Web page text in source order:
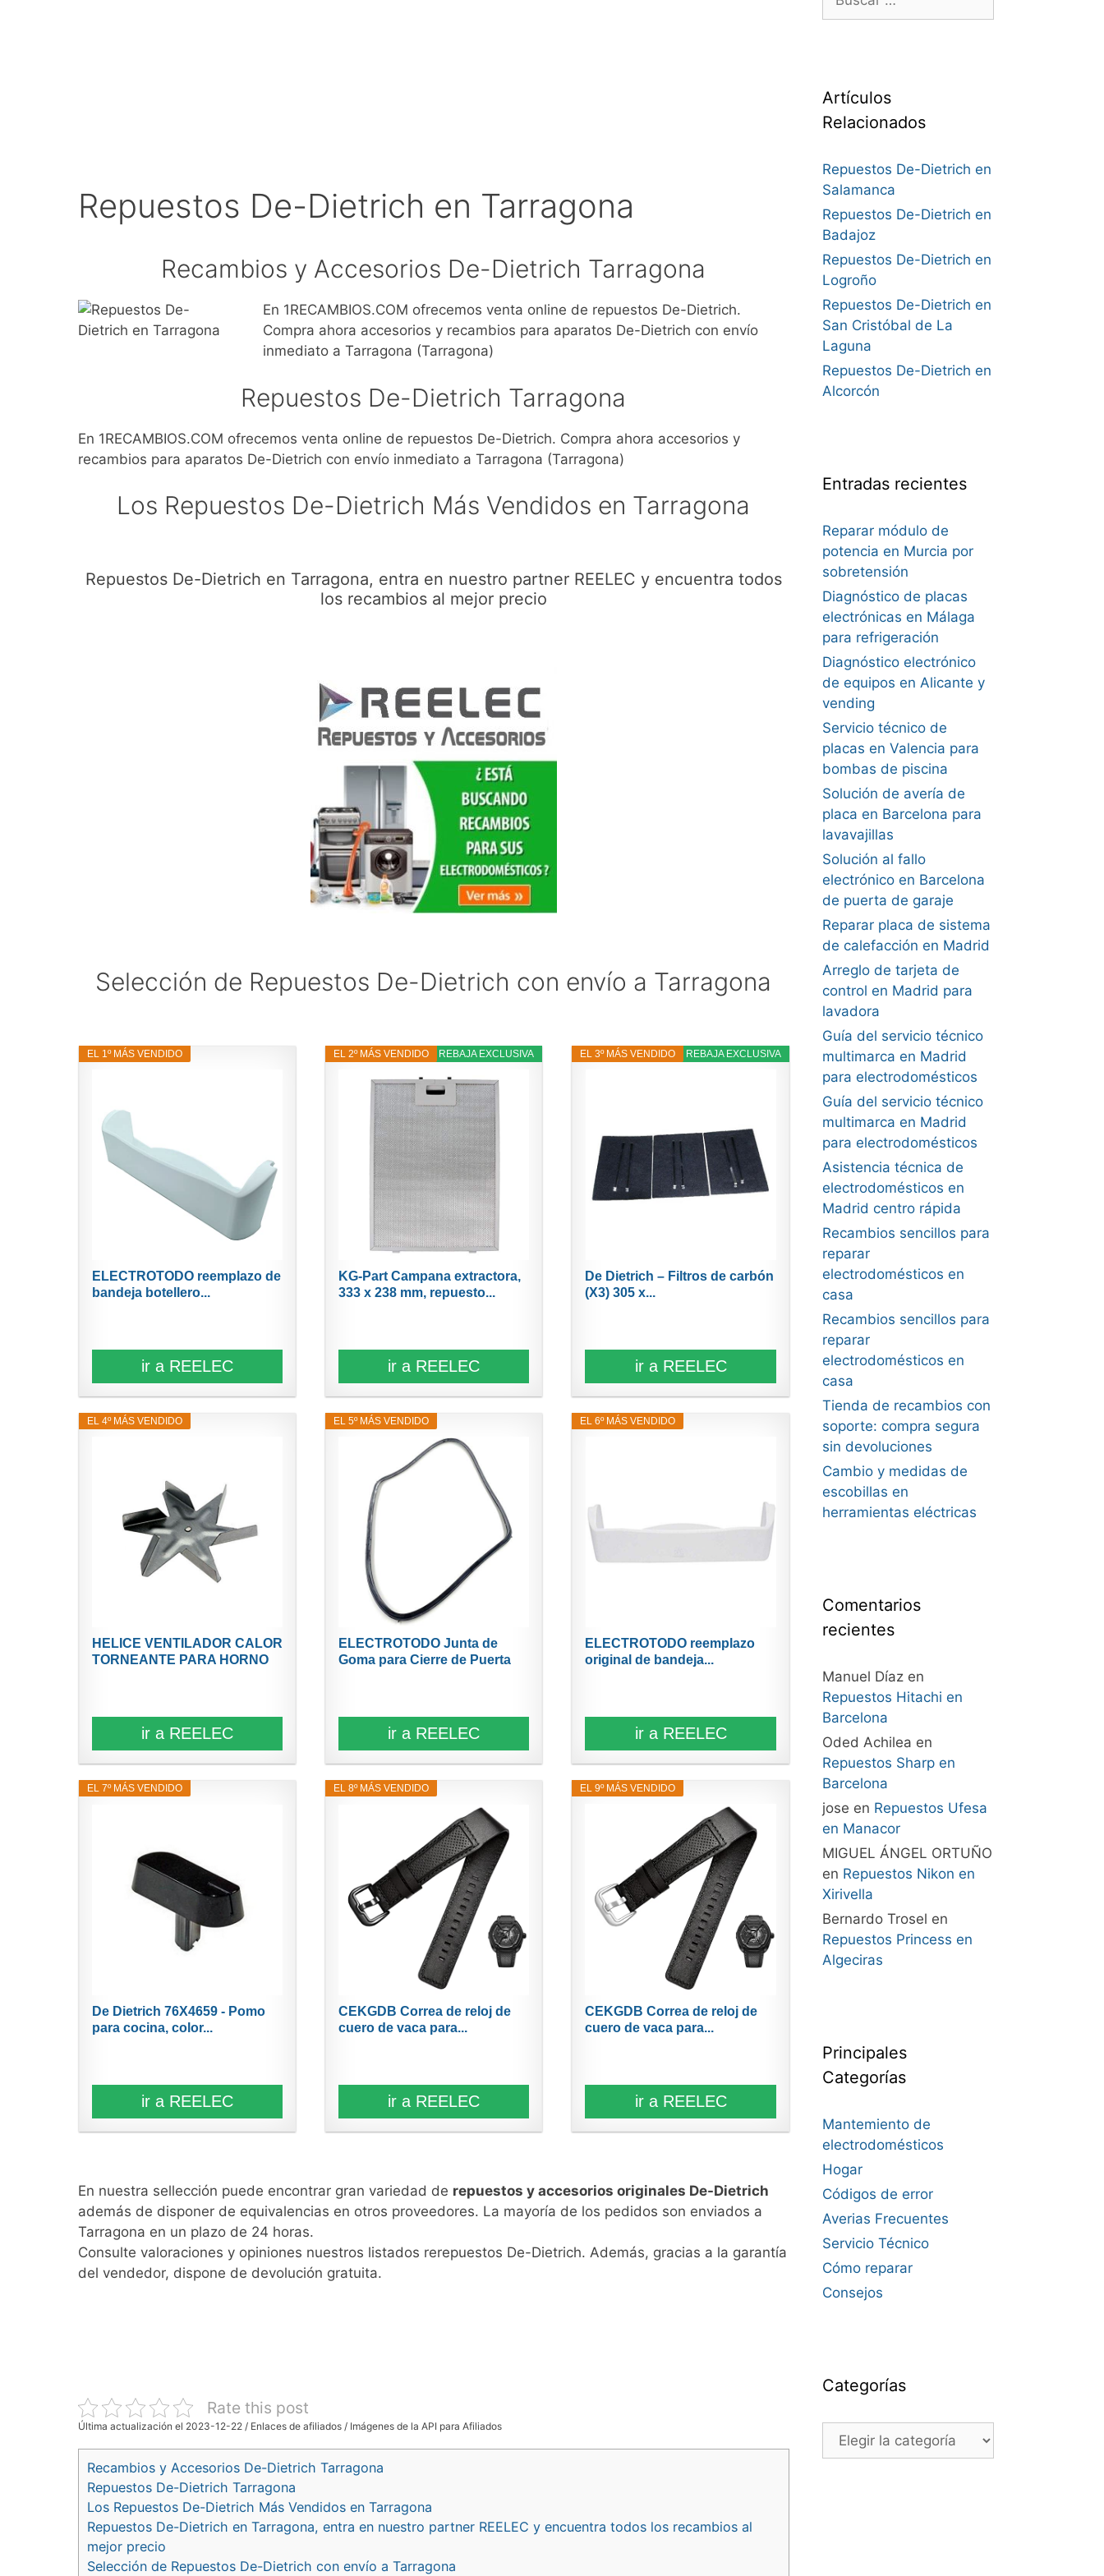
Repuestos De-Dietrich en Tarragona
Recambios y Accesorios De-Dietrich Tarragona
En 1RECAMBIOS.COM ofrecemos venta online de repuestos De-Dietrich.
Compra ahora accesorios y recambios para aparatos De-Dietrich con envío
inmediato a Tarragona (Tarragona)
Repuestos De-Dietrich Tarragona
En 1RECAMBIOS.COM ofrecemos venta online de repuestos De-Dietrich. Compra ahora accesorios y
recambios para aparatos De-Dietrich con envío inmediato a Tarragona (Tarragona)
Los Repuestos De-Dietrich Más Vendidos en Tarragona
Repuestos De-Dietrich en Tarragona, entra en nuestro partner REELEC y encuentra todos
los recambios al mejor precio
Selección de Repuestos De-Dietrich con envío a Tarragona
EL 1º MÁS VENDIDO
ELECTROTODO reemplazo de
bandeja botellero...
ir a REELEC
33% REBAJA EXCLUSIVA
EL 2º MÁS VENDIDO
KG-Part Campana extractora,
333 x 238 mm, repuesto...
ir a REELEC
23% REBAJA EXCLUSIVA
EL 3º MÁS VENDIDO
De Dietrich – Filtros de carbón
(X3) 305 x...
ir a REELEC
EL 4º MÁS VENDIDO
HELICE VENTILADOR CALOR
TORNEANTE PARA HORNO
ir a REELEC
EL 5º MÁS VENDIDO
ELECTROTODO Junta de
Goma para Cierre de Puerta
ir a REELEC
EL 6º MÁS VENDIDO
ELECTROTODO reemplazo
original de bandeja...
ir a REELEC
EL 7º MÁS VENDIDO
De Dietrich 76X4659 - Pomo
para cocina, color...
ir a REELEC
EL 8º MÁS VENDIDO
CEKGDB Correa de reloj de
cuero de vaca para...
ir a REELEC
EL 9º MÁS VENDIDO
CEKGDB Correa de reloj de
cuero de vaca para...
ir a REELEC
En nuestra sellección puede encontrar gran variedad de repuestos y accesorios originales De-Dietrich
además de disponer de equivalencias en otros proveedores. La mayoría de los pedidos son enviados a
Tarragona en un plazo de 24 horas.
Consulte valoraciones y opiniones nuestros listados rerepuestos De-Dietrich. Además, gracias a la garantía
del vendedor, dispone de devolución gratuita.
Rate this post
Última actualización el 2023-12-22 / Enlaces de afiliados / Imágenes de la API para Afiliados
Recambios y Accesorios De-Dietrich Tarragona
Repuestos De-Dietrich Tarragona
Los Repuestos De-Dietrich Más Vendidos en Tarragona
Repuestos De-Dietrich en Tarragona, entra en nuestro partner REELEC y encuentra todos los recambios al
mejor precio
Selección de Repuestos De-Dietrich con envío a Tarragona
Artículos
Relacionados
Repuestos De-Dietrich en
Salamanca
Repuestos De-Dietrich en
Badajoz
Repuestos De-Dietrich en
Logroño
Repuestos De-Dietrich en
San Cristóbal de La
Laguna
Repuestos De-Dietrich en
Alcorcón
Entradas recientes
Reparar módulo de
potencia en Murcia por
sobretensión
Diagnóstico de placas
electrónicas en Málaga
para refrigeración
Diagnóstico electrónico
de equipos en Alicante y
vending
Servicio técnico de
placas en Valencia para
bombas de piscina
Solución de avería de
placa en Barcelona para
lavavajillas
Solución al fallo
electrónico en Barcelona
de puerta de garaje
Reparar placa de sistema
de calefacción en Madrid
Arreglo de tarjeta de
control en Madrid para
lavadora
Guía del servicio técnico
multimarca en Madrid
para electrodomésticos
Guía del servicio técnico
multimarca en Madrid
para electrodomésticos
Asistencia técnica de
electrodomésticos en
Madrid centro rápida
Recambios sencillos para
reparar
electrodomésticos en
casa
Recambios sencillos para
reparar
electrodomésticos en
casa
Tienda de recambios con
soporte: compra segura
sin devoluciones
Cambio y medidas de
escobillas en
herramientas eléctricas
Comentarios
recientes
Manuel Díazen
Repuestos Hitachi en
Barcelona
Oded Achilea en
Repuestos Sharp en
Barcelona
jose en Repuestos Ufesa
en Manacor
MIGUEL ÁNGEL ORTUÑO
en Repuestos Nikon en
Xirivella
Bernardo Trosel en
Repuestos Princess en
Algeciras
Principales
Categorías
Mantemiento de
electrodomésticos
Hogar
Códigos de error
Averias Frecuentes
Servicio Técnico
Cómo reparar
Consejos
Categorías
Categorías